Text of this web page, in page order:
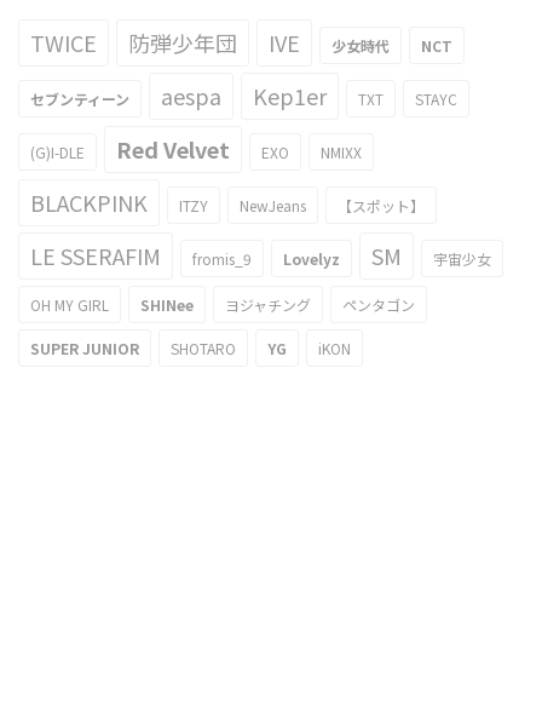
TWICE 防弾少年団 IVE 少女時代 NCT
セブンティーン aespa Kep1er TXT STAYC
(G)I-DLE Red Velvet EXO NMIXX
BLACKPINK ITZY NewJeans 【スポット】
LE SSERAFIM fromis_9 Lovelyz SM 宇宙少女
OH MY GIRL SHINee ヨジャチング ペンタゴン
SUPER JUNIOR SHOTARO YG iKON